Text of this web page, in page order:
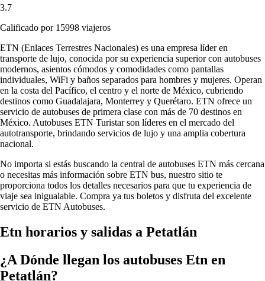
3.7
Calificado por 15998 viajeros
ETN (Enlaces Terrestres Nacionales) es una empresa líder en
transporte de lujo, conocida por su experiencia superior con autobuses
modernos, asientos cómodos y comodidades como pantallas
individuales, WiFi y baños separados para hombres y mujeres. Operan
en la costa del Pacífico, el centro y el norte de México, cubriendo
destinos como Guadalajara, Monterrey y Querétaro. ETN ofrece un
servicio de autobuses de primera clase con más de 70 destinos en
México. Autobuses ETN Turistar son líderes en el mercado del
autotransporte, brindando servicios de lujo y una amplia cobertura
nacional.
No importa si estás buscando la central de autobuses ETN más cercana
o necesitas más información sobre ETN bus, nuestro sitio te
proporciona todos los detalles necesarios para que tu experiencia de
viaje sea inigualable. Compra ya tus boletos y disfruta del excelente
servicio de ETN Autobuses.
Etn horarios y salidas a Petatlán
¿A Dónde llegan los autobuses Etn en
Petatlán?